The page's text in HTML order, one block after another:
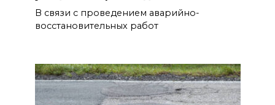
В связи с проведением аварийно-
восстановительных работ